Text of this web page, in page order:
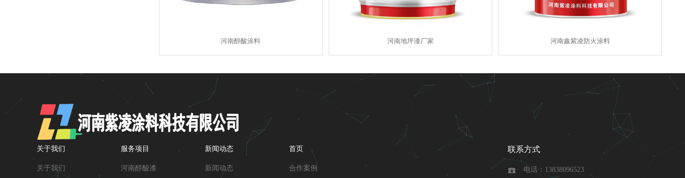
河南醇酸涂料 河南地坪漆厂家 河南鑫紫凌防火涂料
关于我们
关于我们
服务项目
河南醇酸漆
新闻动态
新闻动态
首页
合作案例
联系方式
 电话：13838096523